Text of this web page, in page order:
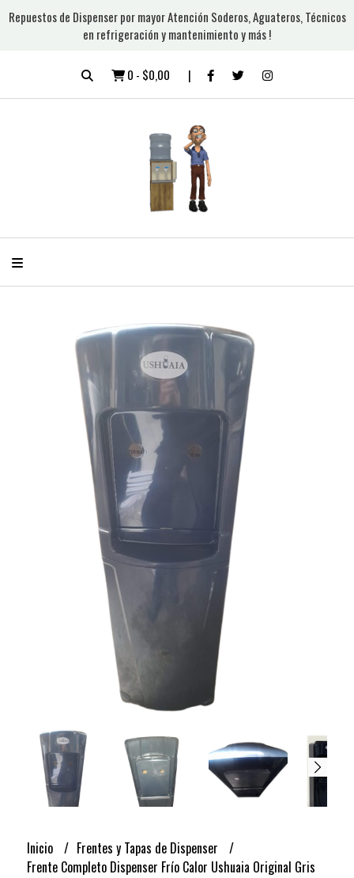
Repuestos de Dispenser por mayor Atención Soderos, Aguateros, Técnicos
en refrigeración y mantenimiento y más !
0 - $0,00
Inicio
Frentes y Tapas de Dispenser
Frente Completo Dispenser Frío Calor Ushuaia Original Gris